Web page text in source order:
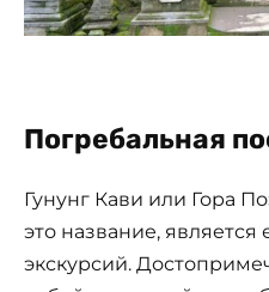
Погребальная
Гунунг Кави или Гора
это название,
экскурсий.